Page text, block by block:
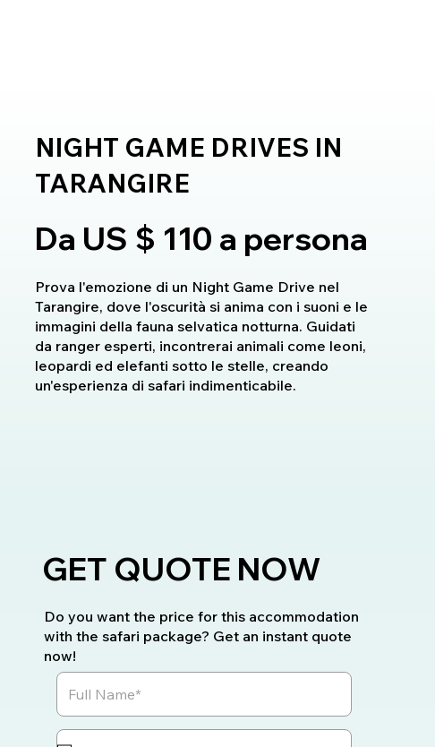
NIGHT GAME DRIVES IN
TARANGIRE
Da US $ 110 a persona
Prova l'emozione di un Night Game Drive nel
Tarangire, dove l'oscurità si anima con i suoni e le
immagini della fauna selvatica notturna. Guidati
da ranger esperti, incontrerai animali come leoni,
leopardi ed elefanti sotto le stelle, creando
un'esperienza di safari indimenticabile.
GET QUOTE NOW
Do you want the price for this accommodation
with the safari package? Get an instant quote
now!